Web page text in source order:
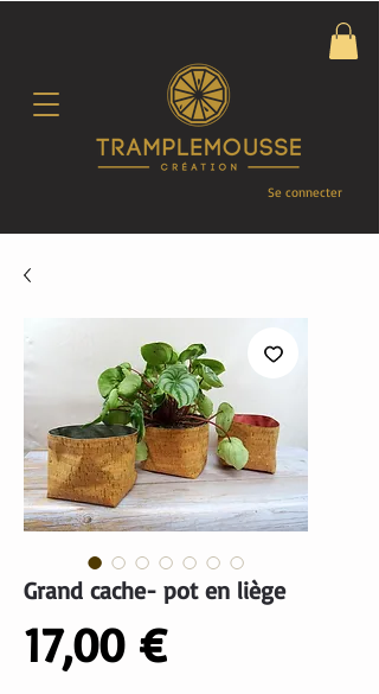
Se connecter
Grand cache- pot en liège
17,00 €Prix